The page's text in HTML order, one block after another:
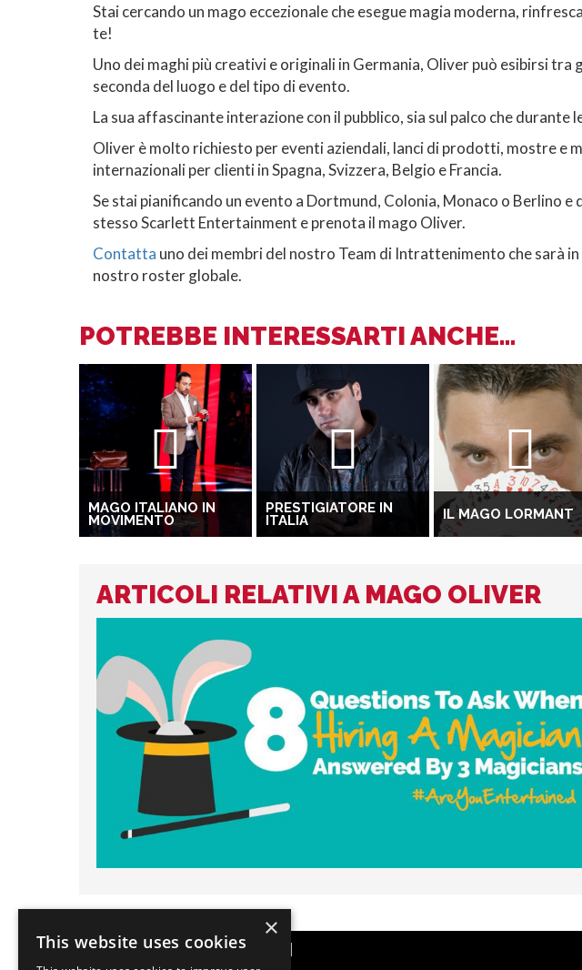
Stai cercando un mago eccezionale che esegue magia moderna,
te!
Uno dei maghi più creativi e originali in Germania, Oliver può esibirsi
seconda del luogo e del tipo di evento.
La sua affascinante interazione con il pubblico, sia sul palco che
Oliver è molto richiesto per eventi aziendali, lanci di prodotti, mostre
internazionali per clienti in Spagna, Svizzera, Belgio e Francia.
Se stai pianificando un evento a Dortmund, Colonia, Monaco o Berlino
stesso Scarlett Entertainment e prenota il mago Oliver.
Contatta uno dei membri del nostro Team di Intrattenimento che sarà
nostro roster globale.
POTREBBE INTERESSARTI ANCHE...
MAGO ITALIANO IN
MOVIMENTO
PRESTIGIATORE IN
ITALIA IL MAGO LORMANT
ARTICOLI RELATIVI A MAGO OLIVER
CATEGORIE POPOLARI
×
This website uses cookies